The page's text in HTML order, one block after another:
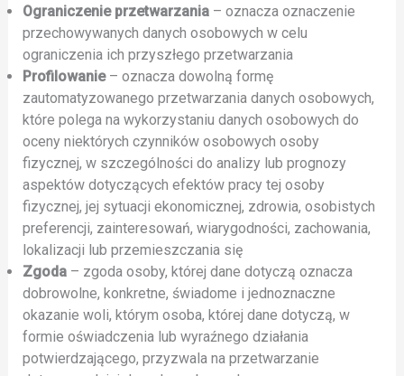
Ograniczenie przetwarzania– oznacza oznaczenie
przechowywanych danych osobowych w celu
ograniczenia ich przyszłego przetwarzania
Profilowanie– oznacza dowolną formę
zautomatyzowanego przetwarzania danych osobowych,
które polega na wykorzystaniu danych osobowych do
oceny niektórych czynników osobowych osoby
fizycznej, w szczególności do analizy lub prognozy
aspektów dotyczących efektów pracy tej osoby
fizycznej, jej sytuacji ekonomicznej, zdrowia, osobistych
preferencji, zainteresowań, wiarygodności, zachowania,
lokalizacji lub przemieszczania się
Zgoda– zgoda osoby, której dane dotyczą oznacza
dobrowolne, konkretne, świadome i jednoznaczne
okazanie woli, którym osoba, której dane dotyczą, w
formie oświadczenia lub wyraźnego działania
potwierdzającego, przyzwala na przetwarzanie